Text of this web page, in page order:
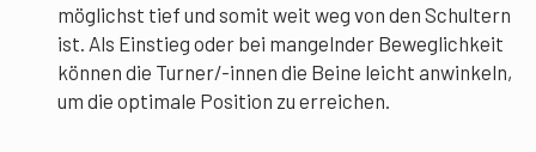
möglichst tief und somit weit weg von den Schultern
ist. Als Einstieg oder bei mangelnder Beweglichkeit
können die Turner/-innen die Beine leicht anwinkeln,
um die optimale Position zu erreichen.